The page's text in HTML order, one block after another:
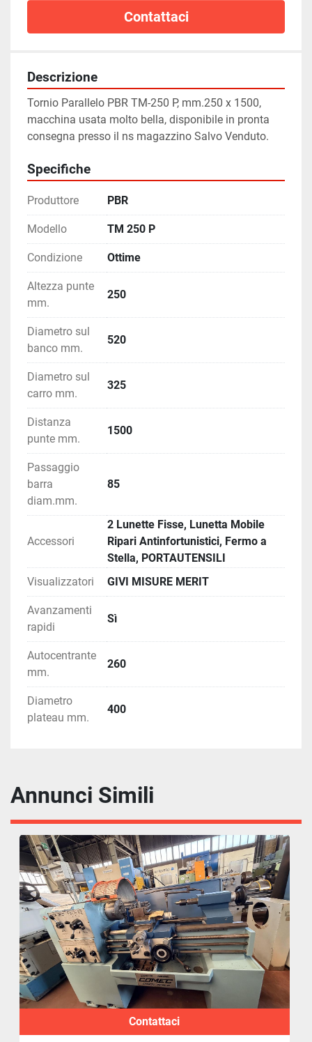
Contattaci
Descrizione
Tornio Parallelo PBR TM-250 P, mm.250 x 1500,
macchina usata molto bella, disponibile in pronta
consegna presso il ns magazzino Salvo Venduto.
Specifiche
Produttore PBR
Modello TM 250 P
Condizione Ottime
Altezza punte
mm.
250
Diametro sul
banco mm.
520
Diametro sul
carro mm.
325
Distanza
punte mm.
1500
Passaggio
barra
diam.mm.
85
Accessori
2 Lunette Fisse, Lunetta Mobile
Ripari Antinfortunistici, Fermo a
Stella, PORTAUTENSILI
Visualizzatori
GIVI MISURE MERIT
Avanzamenti
rapidi
Sì
Autocentrante
mm.
260
Diametro
plateau mm.
400
Annunci Simili
Contattaci